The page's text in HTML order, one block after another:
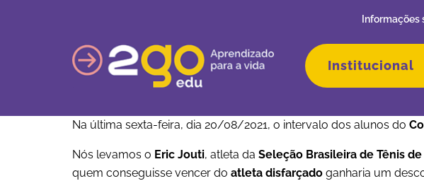
Informações
Institucional
Na última sexta-feira, dia 20/08/2021, o intervalo dos alunos do
Nós levamos o Eric Jouti, atleta da Seleção Brasileira de Tênis de
quem conseguisse vencer do atleta disfarçado ganharia um